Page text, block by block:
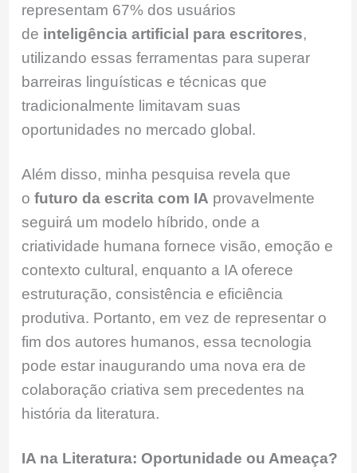
representam 67% dos usuários
de inteligência artificial para escritores,
utilizando essas ferramentas para superar
barreiras linguísticas e técnicas que
tradicionalmente limitavam suas
oportunidades no mercado global.
Além disso, minha pesquisa revela que
ofuturo da escrita com IA provavelmente
seguirá um modelo híbrido, onde a
criatividade humana fornece visão, emoção e
contexto cultural, enquanto a IA oferece
estruturação, consistência e eficiência
produtiva. Portanto, em vez de representar o
fim dos autores humanos, essa tecnologia
pode estar inaugurando uma nova era de
colaboração criativa sem precedentes na
história da literatura.
IA na Literatura: Oportunidade ou Ameaça?